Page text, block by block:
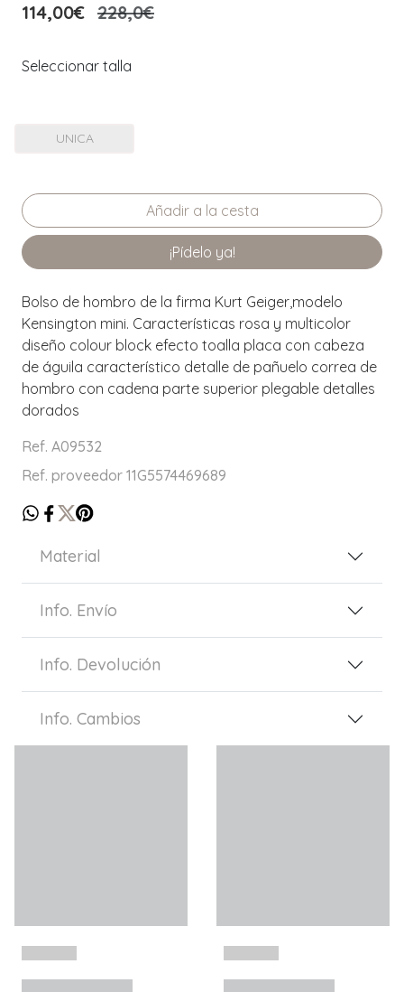
114,00€ 228,0€
Seleccionar talla
UNICA
¡Pídelo ya!
Bolso de hombro de la firma Kurt Geiger,modelo
Kensington mini. Características rosa y multicolor
diseño colour block efecto toalla placa con cabeza
de águila característico detalle de pañuelo correa de
hombro con cadena parte superior plegable detalles
dorados
Ref. A09532
Ref. proveedor 11G5574469689
Material
Info. Envío
Info. Devolución
Info. Cambios